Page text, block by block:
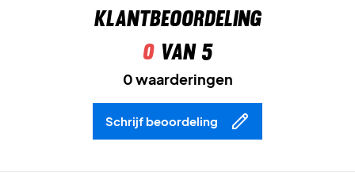
Klantbeoordeling
0van 5
0 waarderingen
Schrijf beoordeling